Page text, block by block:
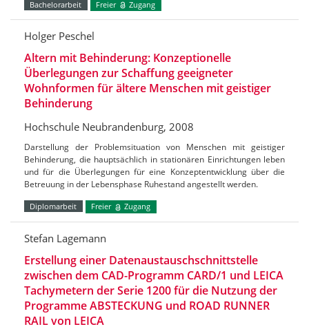
Bachelorarbeit Freier Zugang
Holger Peschel
Altern mit Behinderung: Konzeptionelle
Überlegungen zur Schaffung geeigneter
Wohnformen für ältere Menschen mit geistiger
Behinderung
Hochschule Neubrandenburg, 2008
Darstellung der Problemsituation von Menschen mit geistiger
Behinderung, die hauptsächlich in stationären Einrichtungen leben
und für die Überlegungen für eine Konzeptentwicklung über die
Betreuung in der Lebensphase Ruhestand angestellt werden.
Diplomarbeit Freier Zugang
Stefan Lagemann
Erstellung einer Datenaustauschschnittstelle
zwischen dem CAD-Programm CARD/1 und LEICA
Tachymetern der Serie 1200 für die Nutzung der
Programme ABSTECKUNG und ROAD RUNNER
RAIL von LEICA